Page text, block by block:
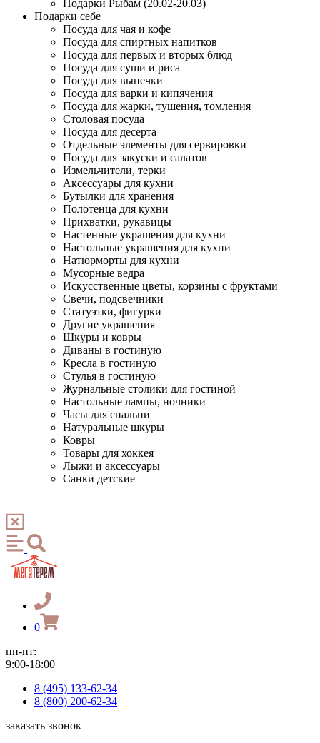
Подарки Рыбам (20.02-20.03)
Подарки себе
Посуда для чая и кофе
Посуда для спиртных напитков
Посуда для первых и вторых блюд
Посуда для суши и риса
Посуда для выпечки
Посуда для варки и кипячения
Посуда для жарки, тушения, томления
Столовая посуда
Посуда для десерта
Отдельные элементы для сервировки
Посуда для закуски и салатов
Измельчители, терки
Аксессуары для кухни
Бутылки для хранения
Полотенца для кухни
Прихватки, рукавицы
Настенные украшения для кухни
Настольные украшения для кухни
Натюрморты для кухни
Мусорные ведра
Искусственные цветы, корзины с фруктами
Свечи, подсвечники
Статуэтки, фигурки
Другие украшения
Шкуры и ковры
Диваны в гостиную
Кресла в гостиную
Стулья в гостиную
Журнальные столики для гостиной
Настольные лампы, ночники
Часы для спальни
Натуральные шкуры
Ковры
Товары для хоккея
Лыжи и аксессуары
Санки детские
0
пн-пт:
9:00-18:00
8 (495) 133-62-34
8 (800) 200-62-34
заказать звонок